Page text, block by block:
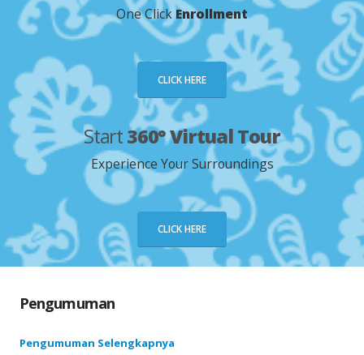
One Click Enrollment
CLICK HERE
Start360° Virtual Tour
Experience Your Surroundings
CLICK HERE
Pengumuman
Pengumuman Selengkapnya